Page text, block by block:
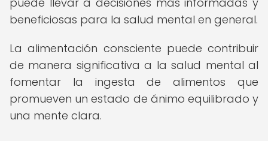
beneficiosas para la salud mental en general.
La alimentación consciente puede contribuir
de manera significativa a la salud mental al
fomentar la ingesta de alimentos que
promueven un estado de ánimo equilibrado y
una mente clara.